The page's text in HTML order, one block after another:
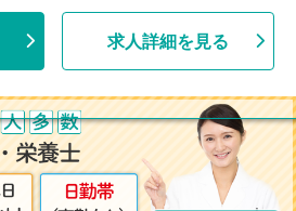
求人詳細を見る